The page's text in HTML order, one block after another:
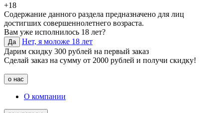
+18
Содержание данного раздела предназначено для лиц
достигших совершеннолетнего возраста.
Вам уже исполнилось 18 лет?
Да
Нет, я моложе 18 лет
Дарим скидку 300 рублей на первый заказ
Сделай заказ на сумму от 2000 рублей и получи скидку!
о нас
О компании